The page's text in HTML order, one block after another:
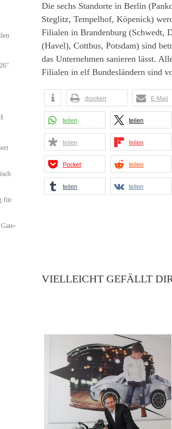
Die sechs Standorte in Berlin
Steglitz, Tempelhof, Köpenick)
Filialen in Brandenburg (Schwedt,
(Havel), Cottbus, Potsdam) sind
das Unternehmen sanieren lässt.
Filialen in elf Bundesländern sind
drucken E-Mail
teilen teilen
teilen teilen
Pocket teilen
teilen teilen
VIELLEICHT GEFÄLLT
für